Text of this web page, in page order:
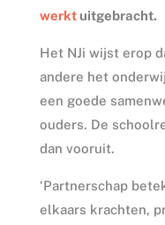
werktuitgebracht.
Het NJi wijst erop
andere het
een goede
ouders. De
dan vooruit.
‘Partnerschap
elkaars krachten,